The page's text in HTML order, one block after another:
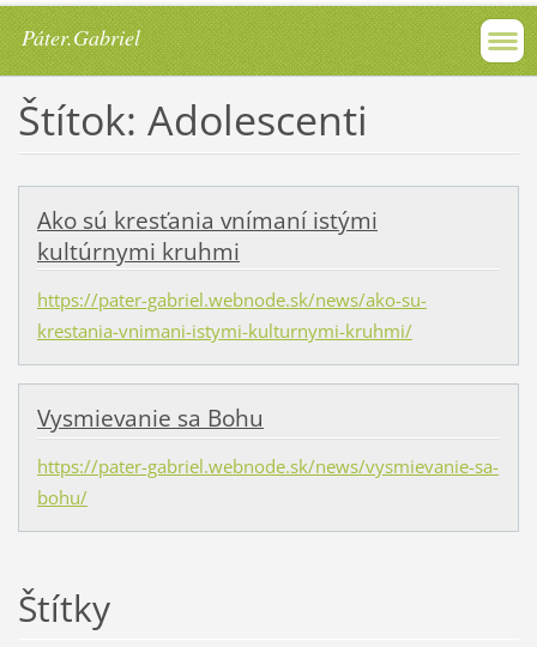
Páter.Gabriel
Štítok: Adolescenti
Ako sú kresťania vnímaní istými
kultúrnymi kruhmi
https://pater-gabriel.webnode.sk/news/ako-su-
krestania-vnimani-istymi-kulturnymi-kruhmi/
Vysmievanie sa Bohu
https://pater-gabriel.webnode.sk/news/vysmievanie-sa-
bohu/
Štítky